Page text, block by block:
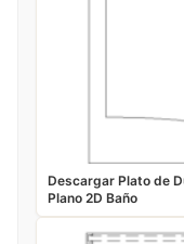
Descargar Plato de
Plano 2D Baño